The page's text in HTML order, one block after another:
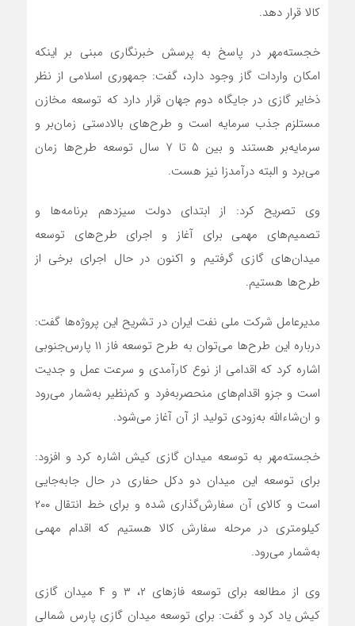
کالا قرار دهد.
خجسته‌مهر در پاسخ به پرسش خبرنگاری مبنی بر اینکه
امکان واردات گاز وجود دارد، گفت: جمهوری اسلامی از نظر
ذخایر گازی در جایگاه دوم جهان قرار دارد که توسعه مخازن
مستلزم جذب سرمایه است و طرح‌های بالادستی زمان‌بر و
سرمایه‌بر هستند و بین ۵ تا ۷ سال توسعه طرح‌ها زمان
می‌برد و البته درآمدزا نیز هست.
وی تصریح کرد: از ابتدای دولت سیزدهم برنامه‌ها و
تصمیم‌های مهمی برای آغاز و اجرای طرح‌های توسعه
میدان‌های گازی گرفتیم و اکنون در حال اجرای برخی از
طرح‌ها هستیم.
مدیرعامل شرکت ملی نفت ایران در تشریح این پروژه‌ها گفت:
درباره این طرح‌ها می‌توان به طرح توسعه فاز ۱۱ پارس‌جنوبی
اشاره کرد که اقدامی از نوع کارآمدی و سرعت عمل و جدیت
است و جزو اقدام‌های منحصربه‌فرد و کم‌نظیر به‌شمار می‌رود
و ان‌شاءالله به‌زودی تولید از آن آغاز می‌شود.
خجسته‌مهر به توسعه میدان گازی کیش اشاره کرد و افزود:
برای توسعه این میدان دو دکل حفاری در حال جابه‌جایی
است و کالای آن سفارش‌گذاری شده و برای خط انتقال ۲۰۰
کیلومتری در مرحله سفارش کالا هستیم که اقدام مهمی
به‌شمار می‌رود.
وی از مطالعه برای توسعه فازهای ۲، ۳ و ۴ میدان گازی
کیش یاد کرد و گفت: برای توسعه میدان گازی پارس شمالی